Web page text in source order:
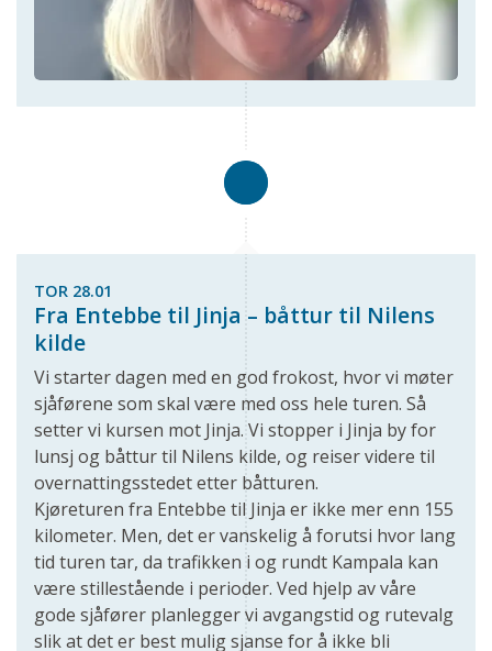
TOR 28.01
Fra Entebbe til Jinja – båttur til Nilens
kilde
Vi starter dagen med en god frokost, hvor vi møter
sjåførene som skal være med oss hele turen. Så
setter vi kursen mot Jinja. Vi stopper i Jinja by for
lunsj og båttur til Nilens kilde, og reiser videre til
overnattingsstedet etter båtturen.
Kjøreturen fra Entebbe til Jinja er ikke mer enn 155
kilometer. Men, det er vanskelig å forutsi hvor lang
tid turen tar, da trafikken i og rundt Kampala kan
være stillestående i perioder. Ved hjelp av våre
gode sjåfører planlegger vi avgangstid og rutevalg
slik at det er best mulig sjanse for å ikke bli